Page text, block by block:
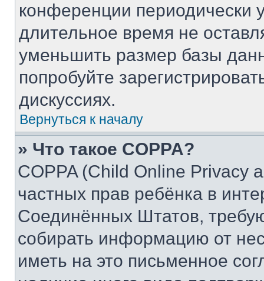
конференции периодически
длительное время не
уменьшить размер базы
попробуйте
дискуссиях.
Вернуться к началу
» Что такое COPPA?
COPPA (Child Online Privacy
частных прав ребёнка в
Соединённых Штатов,
собирать информацию от
иметь на это письменное